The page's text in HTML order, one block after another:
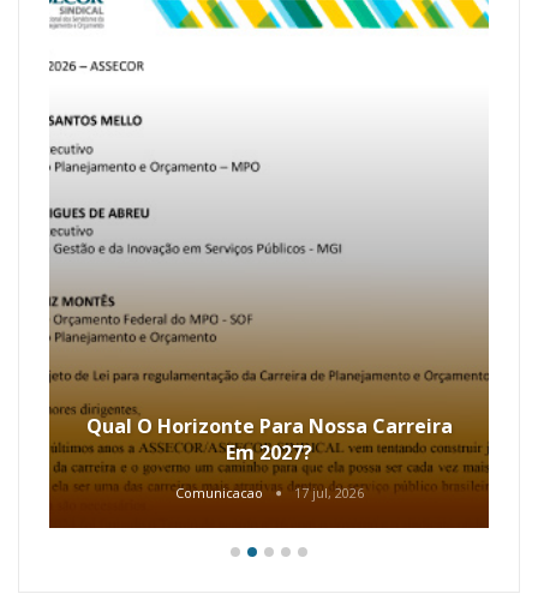
Qual O Horizonte Para Nossa Carreira
Em 2027?
Comunicacao 17 jul, 2026